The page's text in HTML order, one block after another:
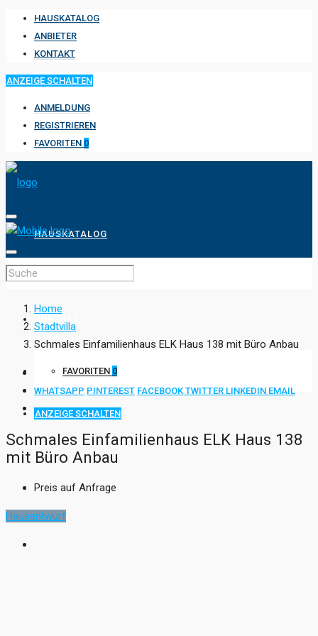
HAUSKATALOG
ANBIETER
KONTAKT
ANZEIGE SCHALTEN
ANMELDUNG
REGISTRIEREN
FAVORITEN 0
HAUSKATALOG
ANBIETER
FAVORITEN 0
ANZEIGE SCHALTEN
Home
Stadtvilla
Schmales Einfamilienhaus ELK Haus 138 mit Büro Anbau
WHATSAPP PINTEREST FACEBOOK TWITTER LINKEDIN EMAIL
Schmales Einfamilienhaus ELK Haus 138
mit Büro Anbau
Preis auf Anfrage
Hausentwurf